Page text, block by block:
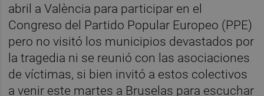
abril a València para participar en el
Congreso del Partido Popular Europeo (PPE)
pero no visitó los municipios devastados por
la tragedia ni se reunió con las asociaciones
de víctimas, si bien invitó a estos colectivos
a venir este martes a Bruselas para escuchar